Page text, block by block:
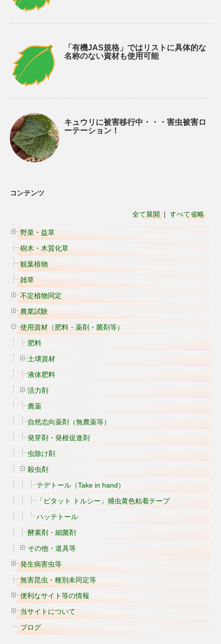
「有機JAS規格」ではリストに具体的な
名称のない資材も使用可能
キュウリに被害移行中・・・害虫被害ロ
ーテーション！
コンテンツ
全て展開 | すべて省略
野菜・益草
樹木・木質化草
観葉植物
雑草
不定植物同定
農業試験
使用資材（肥料・薬剤・菌剤等）
肥料
土壌資材
液体肥料
活力剤
農薬
自然志向薬剤（無農薬等）
発芽剤・発根促進剤
虫除け剤
殺虫剤
テデトール（Take in hand）
「ピタット トルシー」捕虫黄色粘着テープ
ハッテトール
酵素剤・細菌剤
その他・道具等
発生病害虫等
無害昆虫・種別未同定等
便利なサイト等の情報
当サイトについて
ブログ